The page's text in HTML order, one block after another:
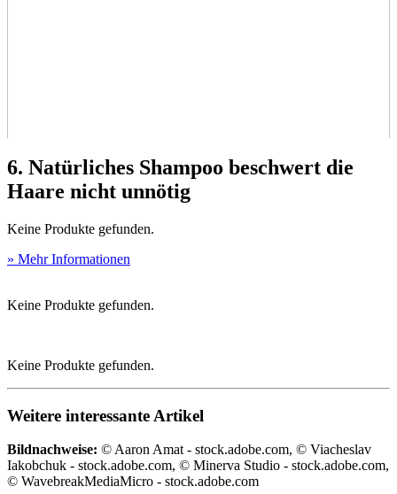
6. Natürliches Shampoo beschwert die
Haare nicht unnötig
Keine Produkte gefunden.
» Mehr Informationen
Keine Produkte gefunden.
Keine Produkte gefunden.
Weitere interessante Artikel
Bildnachweise: © Aaron Amat - stock.adobe.com, © Viacheslav
Iakobchuk - stock.adobe.com, © Minerva Studio - stock.adobe.com,
© WavebreakMediaMicro - stock.adobe.com